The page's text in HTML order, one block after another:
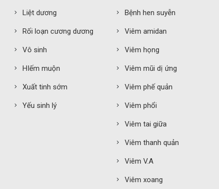
Liệt dương
Rối loạn cương dương
Vô sinh
HIếm muộn
Xuất tinh sớm
Yếu sinh lý
Bệnh hen suyễn
Viêm amidan
Viêm họng
Viêm mũi dị ứng
Viêm phế quản
Viêm phổi
Viêm tai giữa
Viêm thanh quản
Viêm V.A
Viêm xoang